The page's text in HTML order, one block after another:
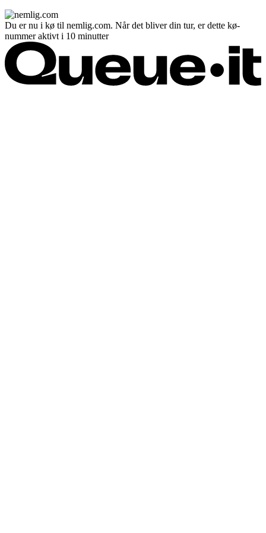
Du er nu i kø til nemlig.com. Når det bliver din tur, er dette kø-
nummer aktivt i 10 minutter